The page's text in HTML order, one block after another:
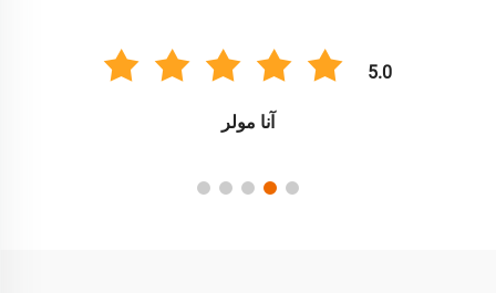
5.0
آنا مولر